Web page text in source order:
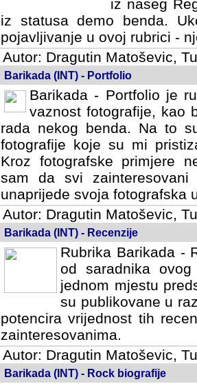
iz naseg
iz statusa demo benda.
pojavljivanje u ovoj rubrici -
Autor: Dragutin Matoševic,
Barikada (INT) - Portfolio
Barikada - Portfolio je
vaznost fotografije, kao
rada nekog benda. Na to
fotografije koje su mi
fotografske primjere
svi zainteresovani
svoja fotografska umijeca.
Autor: Dragutin Matoševic,
Barikada (INT) - Recenzije
Rubrika Barikada -
od saradnika
jednom mjestu
su publikovane u
potencira vrijednost tih
zainteresovanima.
Autor: Dragutin Matoševic,
Barikada (INT) - Rock biografije